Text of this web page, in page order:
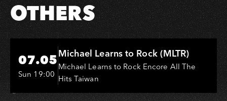
OTHERS
Hi-Ing Music Hall
07.05
Sun 19:00
Michael Learns to Rock (MLTR)
Michael Learns to Rock Encore All The
Hits Taiwan